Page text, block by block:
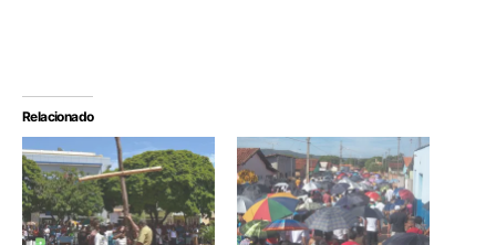
Relacionado